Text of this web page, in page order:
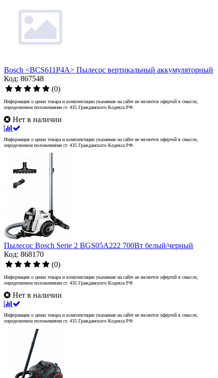
Bosch <BCS611P4A> Пылесос вертикальный аккумуляторный
Код: 867548
(0)
Информация о ценах товара и комплектации указанная на сайте не является офертой в смысле,
определяемом положениями ст. 435 Гражданского Кодекса РФ.
Нет в наличии
Информация о ценах товара и комплектации указанная на сайте не является офертой в смысле,
определяемом положениями ст. 435 Гражданского Кодекса РФ.
Пылесос Bosch Serie 2 BGS05A222 700Вт белый/черный
Код: 868170
(0)
Информация о ценах товара и комплектации указанная на сайте не является офертой в смысле,
определяемом положениями ст. 435 Гражданского Кодекса РФ.
Нет в наличии
Информация о ценах товара и комплектации указанная на сайте не является офертой в смысле,
определяемом положениями ст. 435 Гражданского Кодекса РФ.